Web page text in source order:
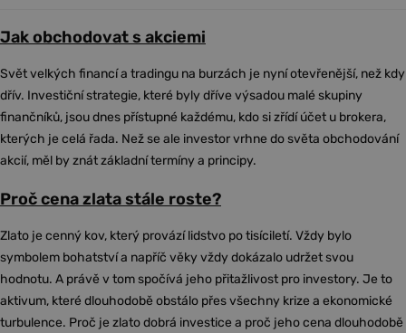
Jak obchodovat s akciemi
Svět velkých financí a tradingu na burzách je nyní otevřenější, než kdy
dřív. Investiční strategie, které byly dříve výsadou malé skupiny
finančníků, jsou dnes přístupné každému, kdo si zřídí účet u brokera,
kterých je celá řada. Než se ale investor vrhne do světa obchodování
akcií, měl by znát základní termíny a principy.
Proč cena zlata stále roste?
Zlato je cenný kov, který provází lidstvo po tisíciletí. Vždy bylo
symbolem bohatství a napříč věky vždy dokázalo udržet svou
hodnotu. A právě v tom spočívá jeho přitažlivost pro investory. Je to
aktivum, které dlouhodobě obstálo přes všechny krize a ekonomické
turbulence. Proč je zlato dobrá investice a proč jeho cena dlouhodobě